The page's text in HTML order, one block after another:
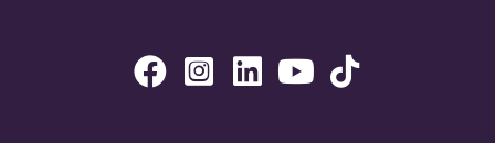
    